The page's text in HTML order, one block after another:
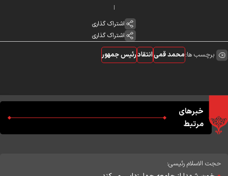
اشتراک گذاری
اشتراک گذاری
برچسب ها:محمد قمیانتقادرئیس جمهور
خبرهای
مرتبط
حجت الاسلام رئیسی: